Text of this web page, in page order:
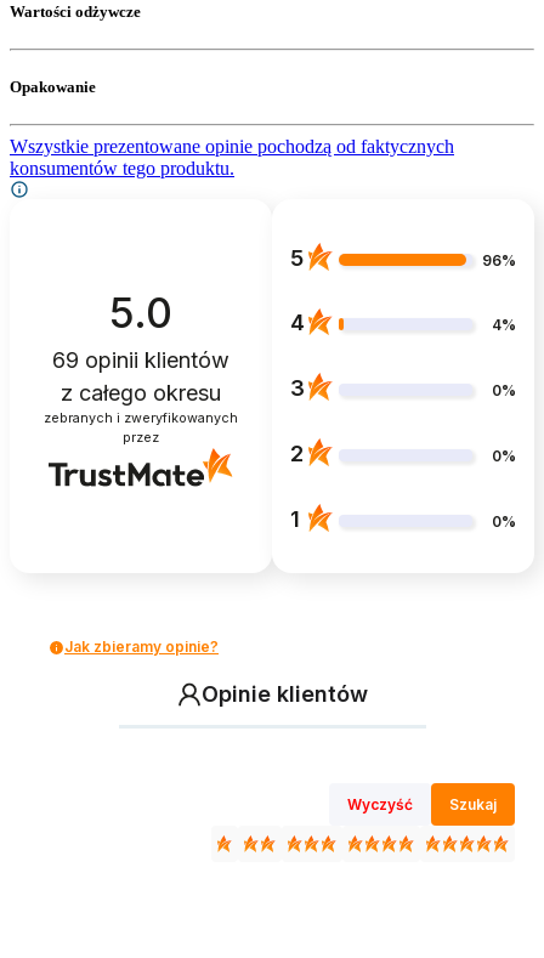
Wartości odżywcze
Opakowanie
Wszystkie prezentowane opinie pochodzą od faktycznych
konsumentów tego produktu.
5.0
69 opinii klientów
z całego okresu
zebranych i zweryfikowanych
przez
5 96%
4 4%
3 0%
2 0%
1 0%
Jak zbieramy opinie?
Opinie klientów
Wyczyść Szukaj